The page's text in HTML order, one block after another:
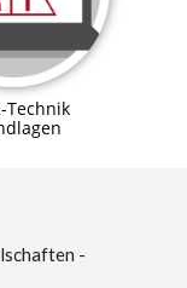
Technik
-